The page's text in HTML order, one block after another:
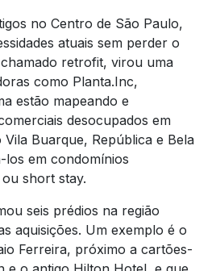
no Centro de São Paulo,
atuais sem perder o
retrofit, virou uma
como Planta.Inc,
estão mapeando e
desocupados em
Buarque, República e Bela
em condomínios
short stay.
seis prédios na região
aquisições. Um exemplo é o
Ferreira, próximo a cartões-